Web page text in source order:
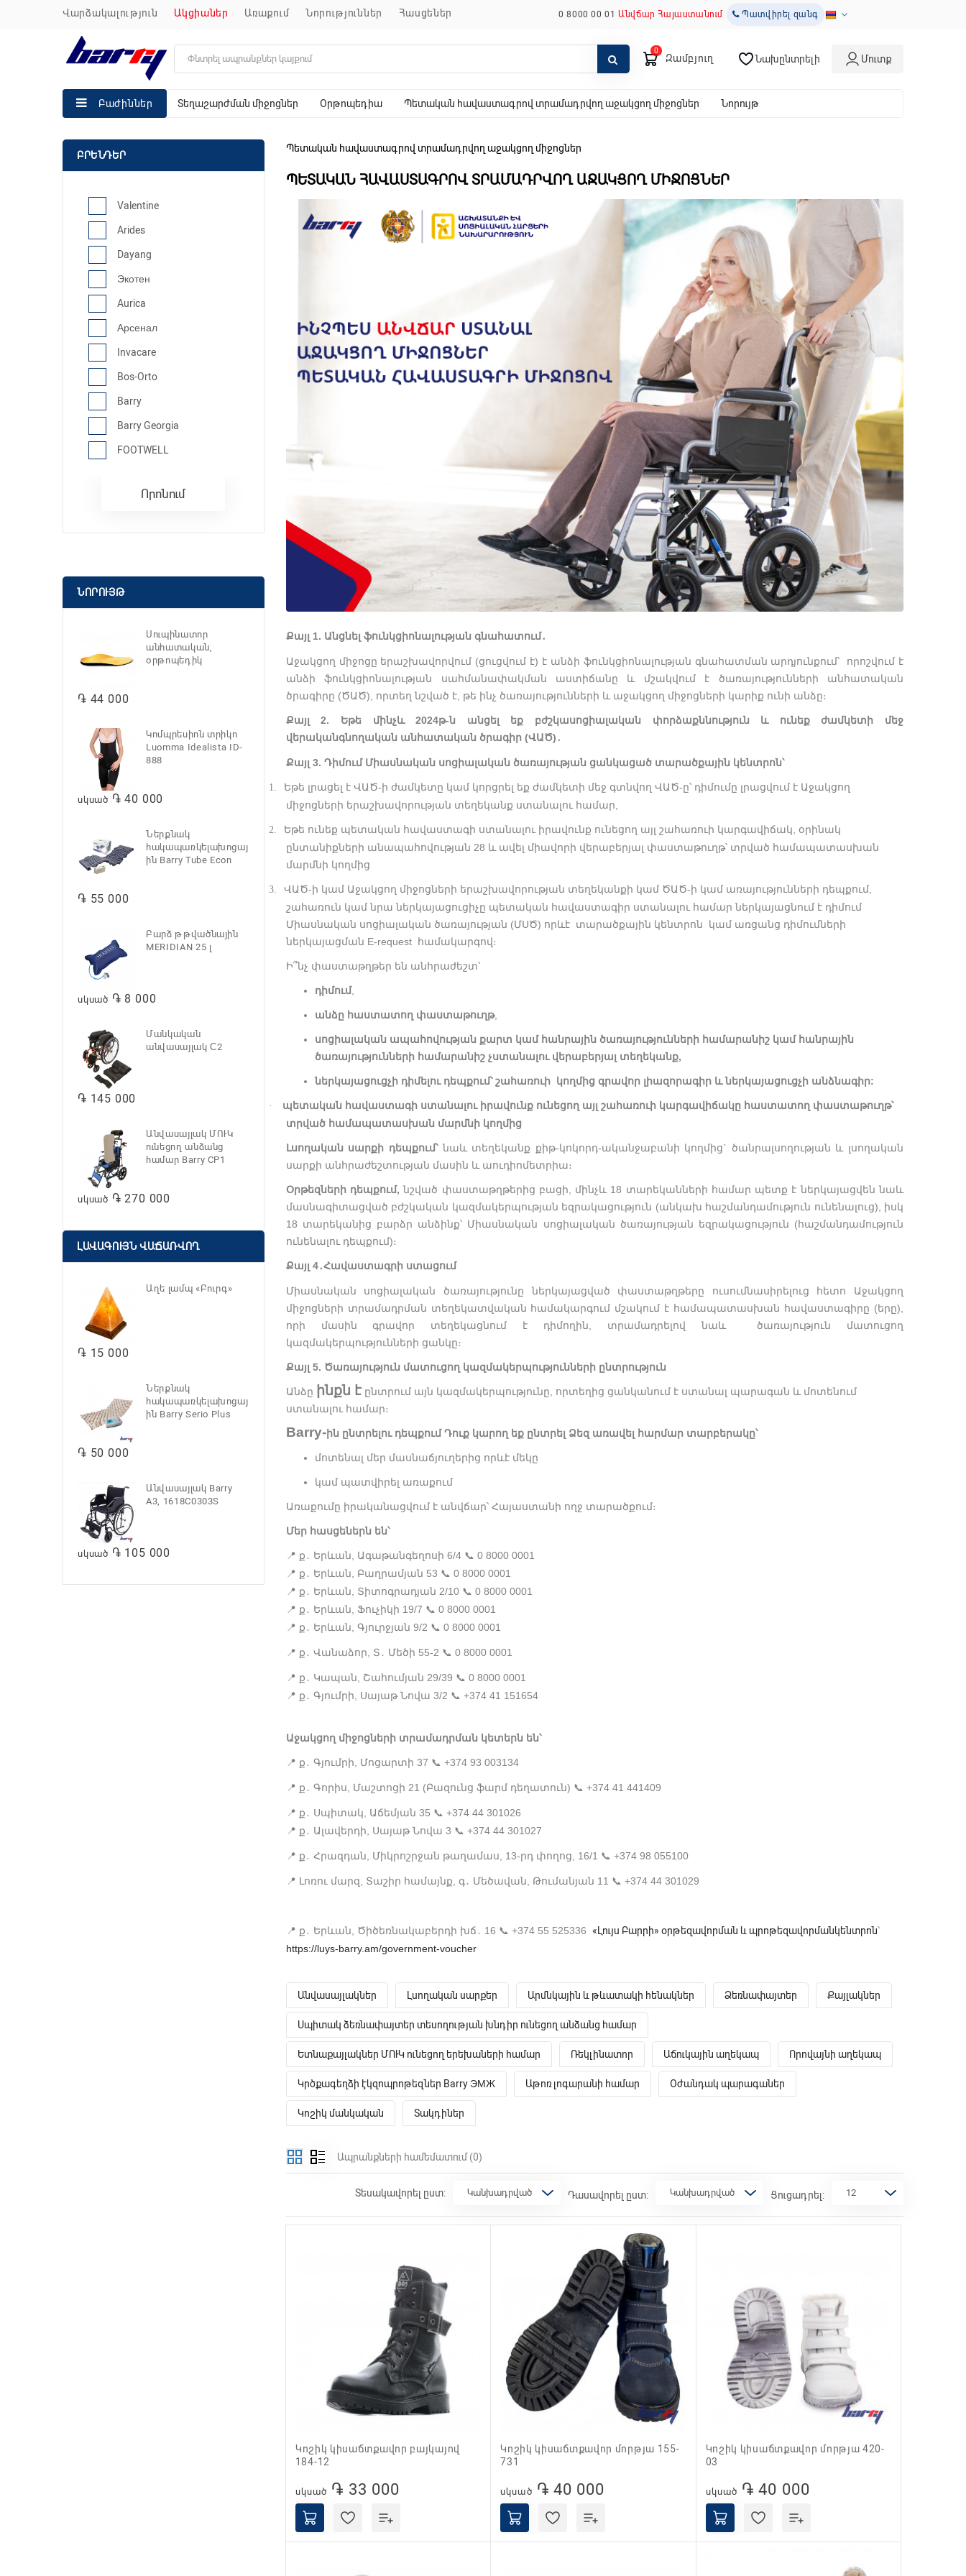
վարձակալություն ակցիաներ առաքում նորություններ հասցեներ 0 8000 00 01Անվճար Հայաստանում Պատվիրել զանգ
Զամբյուղ Նախընտրելի Մուտք
Բաժիններ Տեղաշարժման միջոցներ Օրթոպեդիա Պետական հավաստագրով տրամադրվող աջակցող միջոցներ Նորույթ
ԲՐԵՆԴԵՐ
Valentine
Arides
Dayang
Экотен
Aurica
Арсенал
Invacare
Bos-Orto
Barry
Barry Georgia
FOOTWELL
Որոնում
ՆՈՐՈՒՅԹ
Սուպինատոր
անհատական,
օրթոպեդիկ
֏ 44 000
Կոմպրեսիոն տրիկո
Luomma Idealista ID-
888
սկսած ֏ 40 000
Ներքնակ
հակապառկելախոցայ
ին Barry Tube Econ
֏ 55 000
Բարձ թթվածնային
MERIDIAN 25 լ
սկսած ֏ 8 000
Մանկական
անվասայլակ С2
֏ 145 000
Անվասայլակ ՄՈՒԿ
ունեցող անձանց
համար Barry CP1
սկսած ֏ 270 000
ԼԱՎԱԳՈՒՅՆ ՎԱՃԱՌՎՈՂ
Աղե լամպ «Բուրգ»
֏ 15 000
Ներքնակ
հակապառկելախոցայ
ին Barry Serio Plus
֏ 50 000
Անվասայլակ Barry
A3, 1618C0303S
սկսած ֏ 105 000
Պետական հավաստագրով տրամադրվող աջակցող միջոցներ
ՊԵՏԱԿԱՆ ՀԱՎԱՍՏԱԳՐՈՎ ՏՐԱՄԱԴՐՎՈՂ ԱՋԱԿՑՈՂ ՄԻՋՈՑՆԵՐ
Քայլ 1. Անցնել ֆունկցիոնալության գնահատում․
Աջակցող միջոցը երաշխավորվում (ցուցվում է) է անձի ֆունկցիոնալության գնահատման արդյունքում՝ որոշվում է
անձի ֆունկցիոնալության սահմանափակման աստիճանը և մշակվում է ծառայությունների անհատական
ծրագիրը (ԾԱԾ), որտեղ նշված է, թե ինչ ծառայությունների և աջակցող միջոցների կարիք ունի անձը։
Քայլ 2. Եթե մինչև 2024թ-ն անցել եք բժշկասոցիալական փորձաքննություն և ունեք ժամկետի մեջ
վերականգնողական անհատական ծրագիր (ՎԱԾ) ․
Քայլ 3. Դիմում Միասնական սոցիալական ծառայության ցանկացած տարածքային կենտրոն՝
1.
Եթե լրացել է ՎԱԾ-ի ժամկետը կամ կորցրել եք ժամկետի մեջ գտնվող ՎԱԾ-ը՝ դիմումը լրացվում է Աջակցող
միջոցների երաշխավորության տեղեկանք ստանալու համար,
2.
Եթե ունեք պետական հավաստագի ստանալու իրավունք ունեցող այլ շահառուի կարգավիճակ, օրինակ
ընտանիքների անապահովության 28 և ավել միավորի վերաբերյալ փաստաթուղթ՝ տրված համապատասխան
մարմնի կողմից
3.
ՎԱԾ-ի կամ Աջակցող միջոցների երաշխավորության տեղեկանքի կամ ԾԱԾ-ի կամ առայությունների դեպքում,
շահառուն կամ նրա ներկայացուցիչը պետական հավաստագիր ստանալու համար ներկայացնում է դիմում
Միասնական սոցիալական ծառայության (ՄՍԾ) որևէ տարածքային կենտրոն կամ առցանց դիմումների
ներկայացման E-request համակարգով։
Ի՞նչ փաստաթղթեր են անհրաժեշտ՝
դիմում,
անձը հաստատող փաստաթուղթ,
սոցիալական ապահովության քարտ կամ հանրային ծառայությունների համարանիշ կամ հանրային
ծառայությունների համարանիշ չստանալու վերաբերյալ տեղեկանք,
ներկայացուցչի դիմելու դեպքում՝ շահառուի կողմից գրավոր լիազորագիր և ներկայացուցչի անձնագիր:
·
պետական հավաստագի ստանալու իրավունք ունեցող այլ շահառուի կարգավիճակը հաստատող փաստաթուղթ՝
տրված համապատասխան մարմնի կողմից
Լսողական սարքի դեպքում՝ նաև տեղեկանք քիթ-կոկորդ-ականջաբանի կողմից` ծանրալսողության և լսողական
սարքի անհրաժեշտության մասին և աուդիոմետրիա։
Օրթեզների դեպքում,նշված փաստաթղթերից բացի, մինչև 18 տարեկանների համար պետք է ներկայացվեն նաև
մասնագիտացված բժշկական կազմակերպության եզրակացություն (անկախ հաշմանդամություն ունենալուց), իսկ
18 տարեկանից բարձր անձինք՝ Միասնական սոցիալական ծառայության եզրակացություն (հաշմանդամություն
ունենալու դեպքում)։
Քայլ 4․Հավաստագրի ստացում
Միասնական սոցիալական ծառայությունը ներկայացված փաստաթղթերը ուսումնասիրելուց հետո Աջակցող
միջոցների տրամադրման տեղեկատվական համակարգում մշակում է համապատասխան հավաստագիրը (երը),
որի մասին գրավոր տեղեկացնում է դիմողին, տրամադրելով նաև ծառայություն մատուցող
կազմակերպությունների ցանկը։
Քայլ 5. Ծառայություն մատուցող կազմակերպությունների ընտրություն
Անձը ինքն էընտրում այն կազմակերպությունը, որտեղից ցանկանում է ստանալ պարագան և մոտենում
ստանալու համար։
Barry-ին ընտրելու դեպքում Դուք կարող եք ընտրել Ձեզ առավել հարմար տարբերակը՝
մոտենալ մեր մասնաճյուղերից որևէ մեկը
կամ պատվիրել առաքում
Առաքումը իրականացվում է անվճար՝ Հայաստանի ողջ տարածքում։
Մեր հասցեներն են՝
📍 ք ․ Երևան, Ագաթանգեղոսի 6/4 📞 0 8000 0001
📍 ք ․ Երևան, Բաղրամյան 53 📞 0 8000 0001
📍 ք ․ Երևան, Տիտոգրադյան 2/10 📞 0 8000 0001
📍 ք ․ Երևան, Ֆուչիկի 19/7 📞 0 8000 0001
📍 ք ․ Երևան, Գյուրջյան 9/2 📞 0 8000 0001
📍 ք ․ Վանաձոր, Տ ․ Մեծի 55-2 📞 0 8000 0001
📍 ք ․ Կապան, Շահումյան 29/39 📞 0 8000 0001
📍 ք ․ Գյումրի, Սայաթ Նովա 3/2 📞 +374 41 151654
Աջակցող միջոցների տրամադրման կետերն են՝
📍 ք ․ Գյումրի, Մոցարտի 37 📞 +374 93 003134
📍 ք ․ Գորիս, Մաշտոցի 21 (Բազունց ֆարմ դեղատուն) 📞 +374 41 441409
📍 ք ․ Սպիտակ, Աճեմյան 35 📞 +374 44 301026
📍 ք ․ Ալավերդի, Սայաթ Նովա 3 📞 +374 44 301027
📍 ք ․ Հրազդան, Միկրոշրջան թաղամաս, 13-րդ փողոց, 16/1 📞 +374 98 055100
📍 Լոռու մարզ, Տաշիր համայնք, գ․ Մեծավան, Թումանյան 11 📞 +374 44 301029
📍 ք ․ Երևան, Ծիծեռնակաբերդի խճ ․ 16 📞 +374 55 525336 «Լույս Բարրի» օրթեզավորման և պրոթեզավորմանկենտրոն՝
https://luys-barry.am/government-voucher
Անվասայլակներ Լսողական սարքեր Արմնկային և թևատակի հենակներ Ձեռնափայտեր Քայլակներ
Սպիտակ ձեռնափայտեր տեսողության խնդիր ունեցող անձանց համար
Ետնաքայլակներ ՄՈՒԿ ունեցող երեխաների համար Ռեկլինատոր Աճուկային աղեկապ Որովայնի աղեկապ
Կրծքագեղձի էկզոպրոթեզներ Barry ЭМЖ Աթոռ լոգարանի համար Օժանդակ պարագաներ
Կոշիկ մանկական Տակդիներ
Ապրանքների համեմատում(0)
Տեսակավորել ըստ: Դասավորել ըստ: Ցուցադրել:
Կոշիկ կիսաճտքավոր բայկայով
184-12
սկսած ֏ 33 000
Կոշիկ կիսաճտքավոր մորթյա 155-
731
սկսած ֏ 40 000
Կոշիկ կիսաճտքավոր մորթյա 420-
03
սկսած ֏ 40 000